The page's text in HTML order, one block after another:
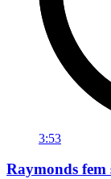
3:53
Raymonds fem